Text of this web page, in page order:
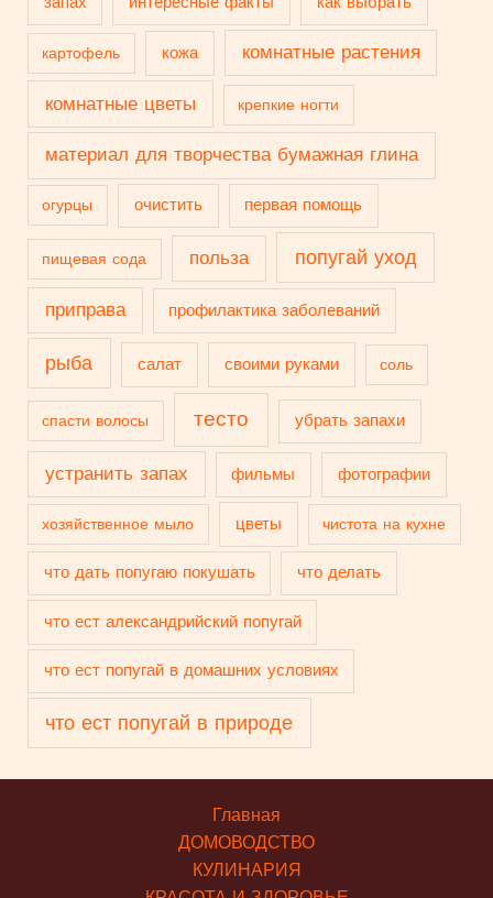
картофель кожа комнатные растения
комнатные цветы крепкие ногти
материал для творчества бумажная глина
огурцы очистить первая помощь
пищевая сода польза попугай уход
приправа профилактика заболеваний
рыба салат своими руками соль
спасти волосы тесто убрать запахи
устранить запах фильмы фотографии
хозяйственное мыло цветы чистота на кухне
что дать попугаю покушать что делать
что ест александрийский попугай
что ест попугай в домашних условиях
что ест попугай в природе
Главная
ДОМОВОДСТВО
КУЛИНАРИЯ